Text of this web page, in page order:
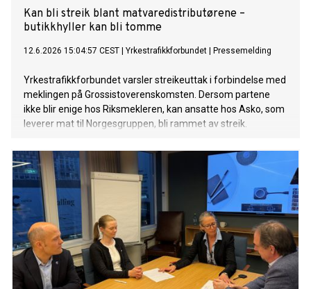
Kan bli streik blant matvaredistributørene –
butikkhyller kan bli tomme
12.6.2026 15:04:57 CEST Yrkestrafikkforbundet Pressemelding
Yrkestrafikkforbundet varsler streikeuttak i forbindelse med
meklingen på Grossistoverenskomsten. Dersom partene
ikke blir enige hos Riksmekleren, kan ansatte hos Asko, som
leverer mat til Norgesgruppen, bli rammet av streik.